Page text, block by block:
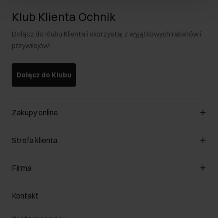
Klub Klienta Ochnik
Dołącz do Klubu Klienta i skorzystaj z wyjątkowych rabatów i
przywilejów!
Dołącz do Klubu
Zakupy online
Zarządzaj cookies
Formy płatności
Jak dokonać zwrotu?
Strefa klienta
Klub Klienta
Zwróć produkty
Firma
O nas
Salony
Kontakt